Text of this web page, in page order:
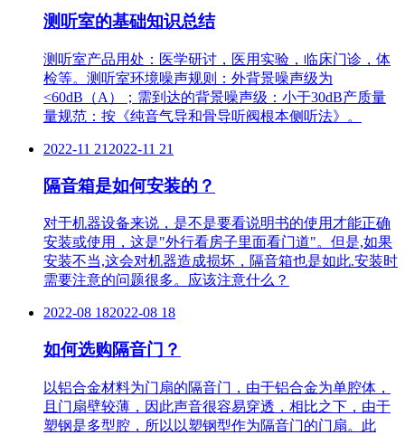
测听室的基础知识总结
测听室产品用处：医学研讨，医用实验，临床门诊，体
检等。测听室环境噪声规则：外背景噪声级为
<60dB（A）；需到达的背景噪声级：小于30dB产质量
量规范：按《纯音气导和骨导听阀根本侧听法》。
2022-11 21 2022-11 21
隔音箱是如何安装的？
对于机器设备来说，是不是要看说明书的使用才能正确
安装或使用，这是"外行看房子里面看门道"。但是,如果
安装不当,这会对机器造成损坏，隔音箱也是如此.安装时
需要注意的问题很多。应该注意什么？
2022-08 182022-08 18
如何选购隔音门？
以铝合金材料为门扇的隔音门，由于铝合金为单腔体，
且门扇壁较薄，因此声音很容易穿透，相比之下，由于
塑钢是多型腔，所以以塑钢型作为隔音门的门扇。此